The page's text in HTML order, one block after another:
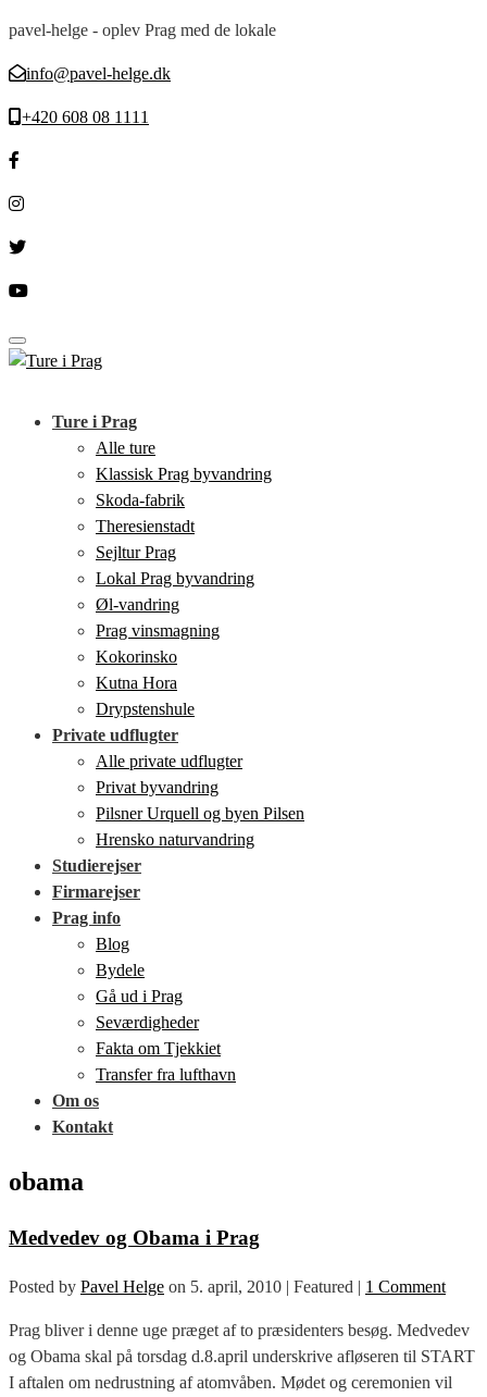
pavel-helge - oplev Prag med de lokale
info@pavel-helge.dk
+420 608 08 1111
Toggle navigation
Ture i Prag
Alle ture
Klassisk Prag byvandring
Skoda-fabrik
Theresienstadt
Sejltur Prag
Lokal Prag byvandring
Øl-vandring
Prag vinsmagning
Kokorinsko
Kutna Hora
Drypstenshule
Private udflugter
Alle private udflugter
Privat byvandring
Pilsner Urquell og byen Pilsen
Hrensko naturvandring
Studierejser
Firmarejser
Prag info
Blog
Bydele
Gå ud i Prag
Seværdigheder
Fakta om Tjekkiet
Transfer fra lufthavn
Om os
Kontakt
obama
Medvedev og Obama i Prag
Posted by Pavel Helge on 5. april, 2010 | Featured | 1 Comment
Prag bliver i denne uge præget af to præsidenters besøg. Medvedev
og Obama skal på torsdag d.8.april underskrive afløseren til START
I aftalen om nedrustning af atomvåben. Mødet og ceremonien vil